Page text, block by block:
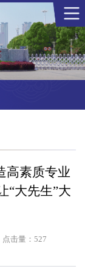
高素质专业
大先生”大
点击量： 527